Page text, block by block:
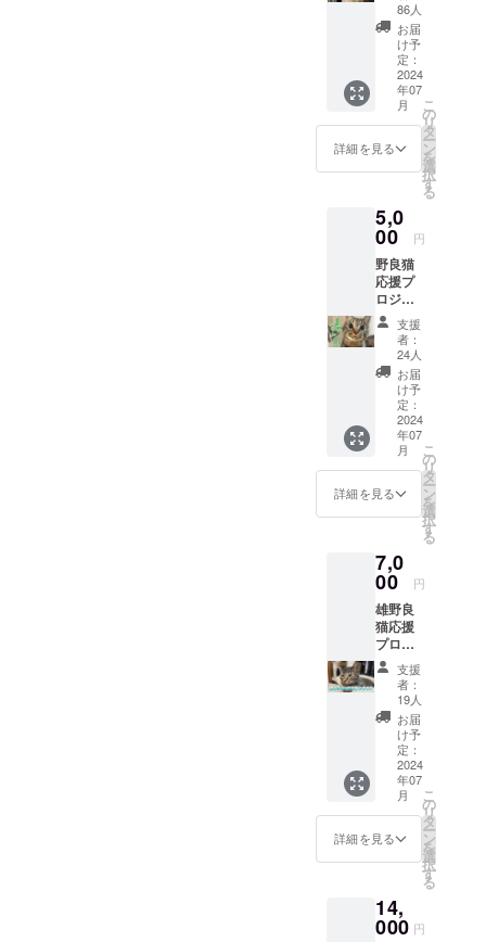
野良猫
たちの
手術が
完了致
しまし
たら、
報告さ
せてい
ただき
ます。
86人
お届
け予
定：
2024
年07
月
詳細を見る
こ
の
リ
タ
ー
ン
を
選
択
す
る
5,0
00 円
野良猫
応援プ
ロジェ
ク
ト
野良猫
たちの
手術が
完了致
しまし
たら、
報告さ
せてい
ただき
ます。
家で保
る猫
ちゃん
の写真
を送ら
せて頂
きま
す。
支援
者：
24人
お届
け予
定：
2024
年07
月
詳細を見る
こ
の
リ
タ
ー
ン
を
選
択
す
る
7,0
00 円
雄野良
猫応援
プロ
ジェク
ト
雄猫が1
匹手術
できま
す。手
術した
雄猫の
写真を
メール
にて送
らせて
いただ
す。
支援
者：
19人
お届
け予
定：
2024
年07
月
詳細を見る
こ
の
リ
タ
ー
ン
を
選
択
す
る
14,
000 円